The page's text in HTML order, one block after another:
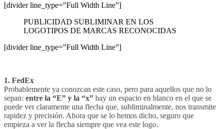
[divider line_type=”Full Width Line”]
PUBLICIDAD SUBLIMINAR EN LOS
LOGOTIPOS DE MARCAS RECONOCIDAS
[divider line_type=”Full Width Line”]
1. FedEx
Probablemente ya conozcan este caso, pero para aquellos que no lo
sepan: entre la “E” y la “x” hay un espacio en blanco en el que se
puede ver claramente una flecha que, subliminalmente, nos transmite
rapidez y precisión. Ahora que se lo hemos dicho, seguro que
empieza a ver la flecha siempre que vea este logo.